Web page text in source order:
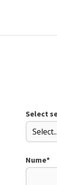
Select
Nume*